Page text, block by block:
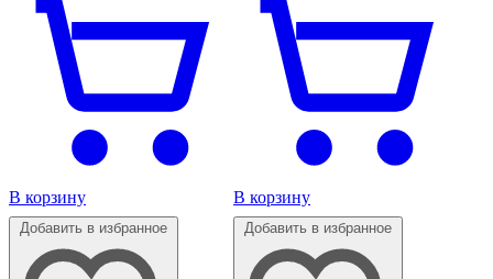
В корзину В корзину
Добавить в избранное Добавить в избранное